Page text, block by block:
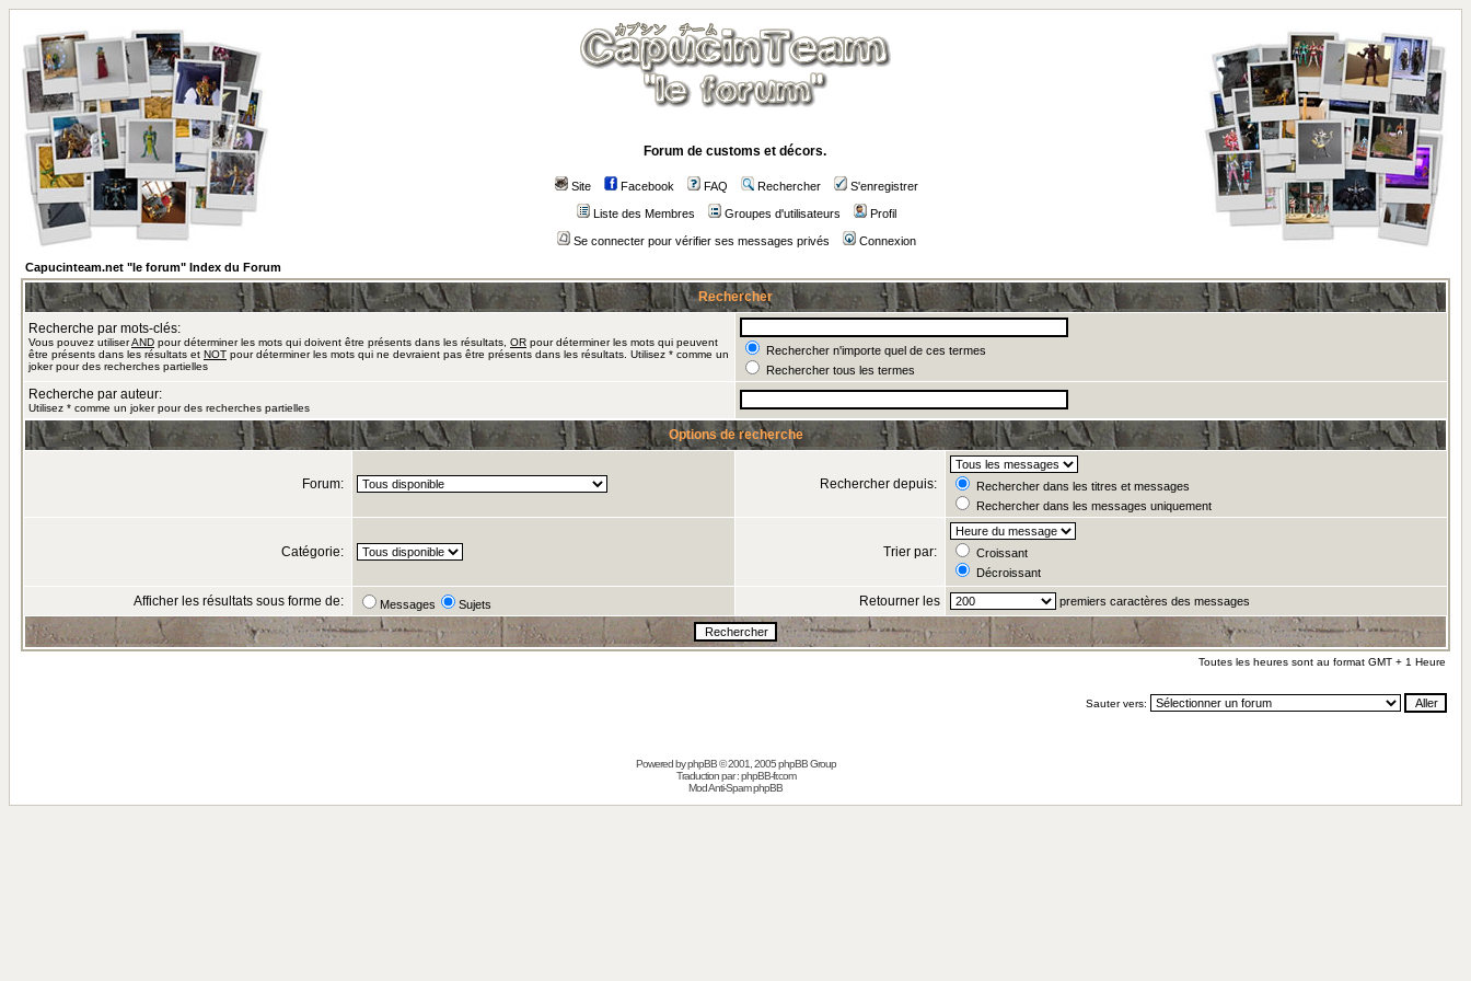
Forum de customs et décors.
Site Facebook FAQ Rechercher S'enregistrer
Liste des Membres Groupes d'utilisateurs Profil
Se connecter pour vérifier ses messages privés
Connexion
Capucinteam.net "le forum" Index du Forum
Rechercher
Recherche par mots-clés:
Vous pouvez utiliserAND pour déterminer les mots qui doivent être présents dans les résultats, OR pour déterminer les mots qui peuvent
être présents dans les résultats et NOT pour déterminer les mots qui ne devraient pas être présents dans les résultats. Utilisez * comme un
joker pour des recherches partielles
Rechercher n'importe quel de ces termes
Rechercher tous les termes
Recherche par auteur:
Utilisez * comme un joker pour des recherches partielles
Options de recherche
Forum: Rechercher depuis:
Rechercher dans les titres et messages
Rechercher dans les messages uniquement
Catégorie: Trier par:
Croissant
Décroissant
Afficher les résultats sous forme de: Messages Sujets Retourner les premiers caractères des messages
Toutes les heures sont au format GMT + 1 Heure
Sauter vers:
Powered byphpBB© 2001, 2005 phpBB Group
Traduction par :phpBB-fr.com
Mod Anti-Spam phpBB